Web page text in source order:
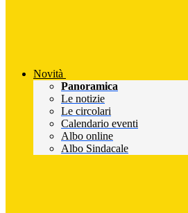
Novità
Panoramica
Le notizie
Le circolari
Calendario eventi
Albo online
Albo Sindacale